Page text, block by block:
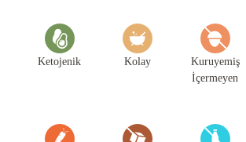
Ketojenik Kolay
Kuruyemiş
İçermeyen